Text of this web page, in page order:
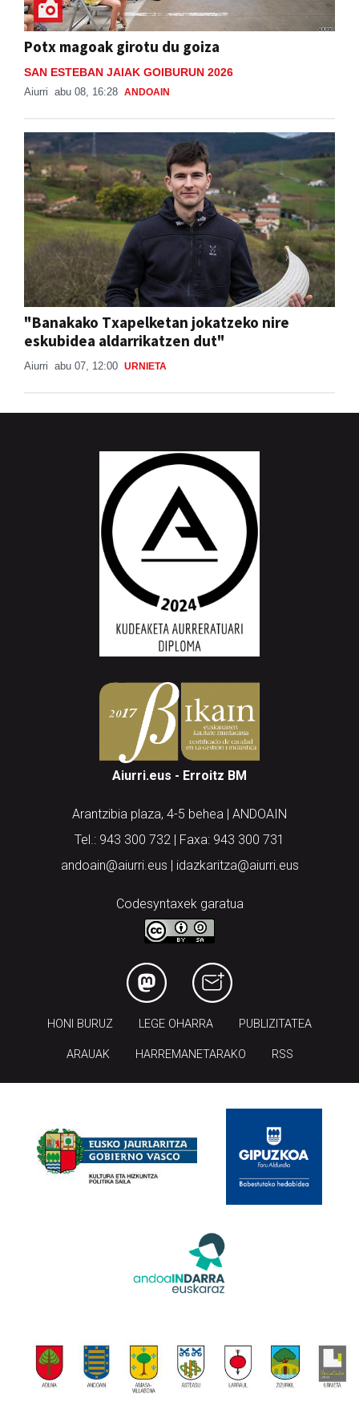
Potx magoak girotu du goiza
SAN ESTEBAN JAIAK GOIBURUN 2026
Aiurri abu 08, 16:28 ANDOAIN
"Banakako Txapelketan jokatzeko nire
eskubidea aldarrikatzen dut"
Aiurri abu 07, 12:00 URNIETA
Aiurri.eus - Erroitz BM
Arantzibia plaza, 4-5 behea | ANDOAIN
Tel.: 943 300 732 | Faxa: 943 300 731
andoain@aiurri.eus | idazkaritza@aiurri.eus
Codesyntaxek garatua
HONI BURUZ LEGE OHARRA PUBLIZITATEA
ARAUAK HARREMANETARAKO RSS